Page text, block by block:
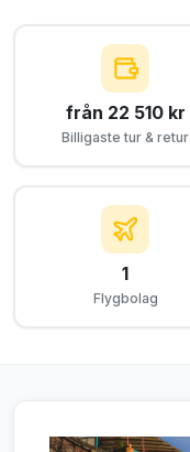
från 22 510 kr
Billigaste tur & retur
1
Flygbolag